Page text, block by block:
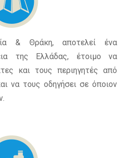
& Θράκη, αποτελεί ένα
της Ελλάδας, έτοιμο να
και τους περιηγητές από
να τους οδηγήσει σε όποιον